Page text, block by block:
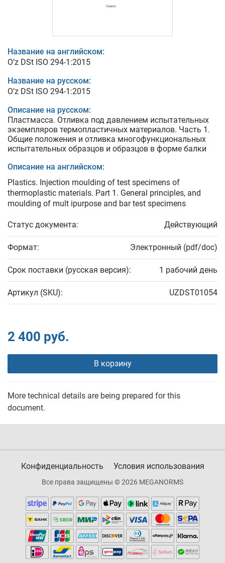
Название на английском:
O’z DSt ISO 294-1:2015
Название на русском:
O’z DSt ISO 294-1:2015
Описание на русском:
Пластмасса. Отливка под давлением испытательных
экземпляров термопластичных материалов. Часть 1.
Общие положения и отливка многофункциональных
испытательных образцов и образцов в форме балки
Описание на английском:
Plastics. Injection moulding of test specimens of
thermoplastic materials. Part 1. General principles, and
moulding of mult ipurpose and bar test specimens
Статус документа: Действующий
Формат: Электронный (pdf/doc)
Срок поставки (русская версия): 1 рабочий день
Артикул (SKU): UZDST01054
2 400 руб.
В корзину
More technical details are being prepared for this
document.
Конфиденциальность Условия использования
Все права защищены © 2026 MEGANORMS